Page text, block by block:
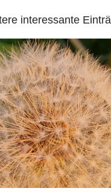
interessante